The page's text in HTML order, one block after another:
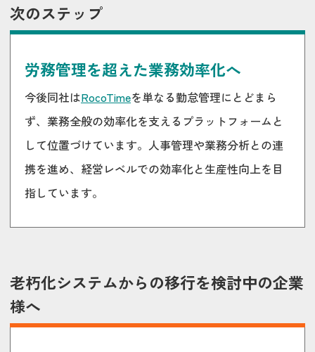
次のステップ
労務管理を超えた業務効率化へ
今後同社はRocoTimeを単なる勤怠管理にとどまら
ず、業務全般の効率化を支えるプラットフォームと
して位置づけています。人事管理や業務分析との連
携を進め、経営レベルでの効率化と生産性向上を目
指しています。
老朽化システムからの移行を検討中の企業
様へ